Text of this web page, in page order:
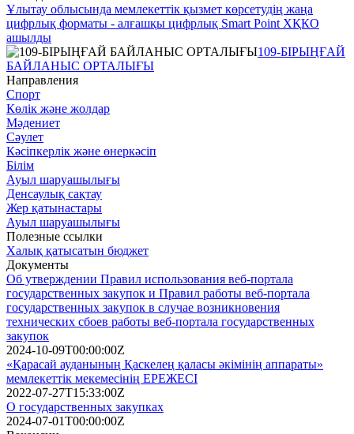
Ұлытау облысында мемлекеттік қызмет көрсетудің жаңа
цифрлық форматы - алғашқы цифрлық Smart Point ХҚКО
ашылды
109-БІРЫҢҒАЙ
БАЙЛАНЫС ОРТАЛЫҒЫ
Направления
Спорт
Көлік және жолдар
Мәдениет
Сәулет
Кәсіпкерлік және өнеркәсіп
Білім
Ауыл шаруашылығы
Денсаулық сақтау
Жер қатынастары
Ауыл шаруашылығы
Полезные ссылки
Халық қатысатын бюджет
Документы
Об утверждении Правил использования веб-портала
государственных закупок и Правил работы веб-портала
государственных закупок в случае возникновения
технических сбоев работы веб-портала государственных
закупок
2024-10-09T00:00:00Z
«Қарасай ауданының Қаскелең қаласы әкімінің аппараты»
мемлекеттік мекемесінің ЕРЕЖЕСІ
2022-07-27T15:33:00Z
О государственных закупках
2024-07-01T00:00:00Z